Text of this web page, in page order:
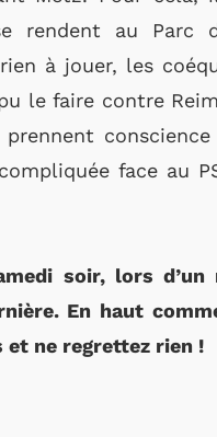
rendent au Parc
à jouer, les
le faire contre
conscience
face au
soir, lors
En haut
et ne regrettez rien !